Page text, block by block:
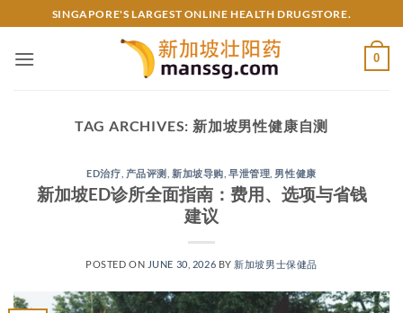
to
content
SINGAPORE'S LARGEST ONLINE HEALTH DRUGSTORE.
0
TAG ARCHIVES: 新加坡男性健康自测
ED治疗 产品评测 ,新加坡导购 ,早泄管理 男性健康
新加坡ED诊所全面指南：费用、选项与省钱
建议
POSTED ON JUNE 30, 2026 BY 新加坡男士保健品